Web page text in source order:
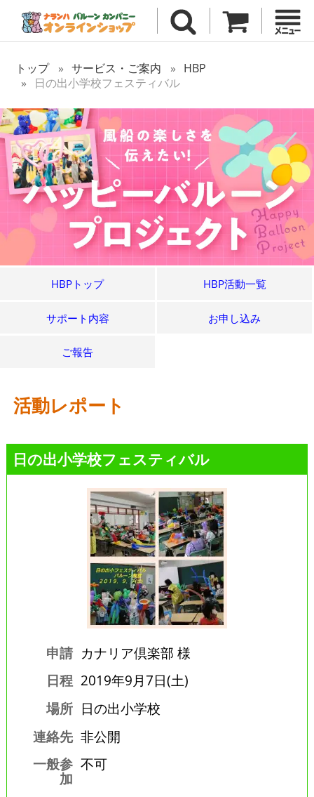
トップ サービス・ご案内
HBP
日の出小学校フェスティバル
HBPトップ HBP活動一覧
サポート内容 お申し込み
ご報告
活動レポート
日の出小学校フェスティバル
申請 カナリア倶楽部 様
日程 2019年9月7日(土)
場所 日の出小学校
連絡先 非公開
一般参
加
不可